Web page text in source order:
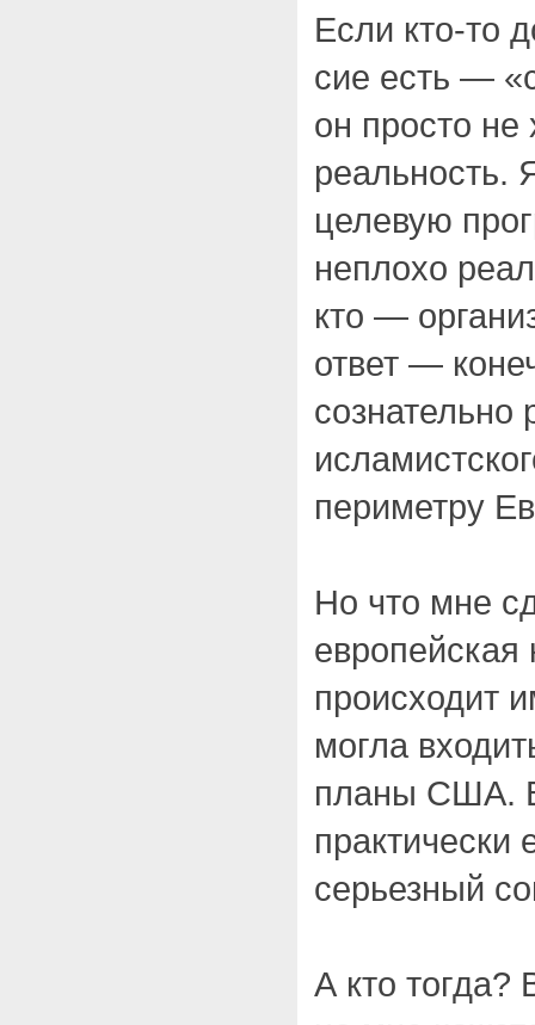
Если кто-то
сие есть —
он просто не
реальность.
целевую
неплохо
кто —
ответ —
периметру
Но что мне
европейская
происходит
могла
планы США.
практически
серьезный
А кто